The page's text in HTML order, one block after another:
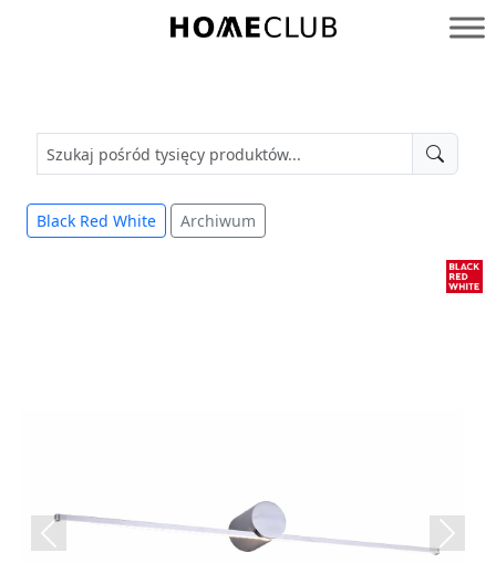
Homeclub
Black Red White Archiwum
Previous Next